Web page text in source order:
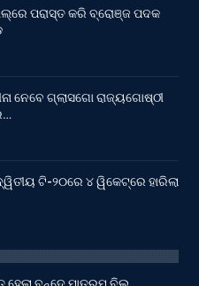
ପରାସ୍ତ କରି ବ୍ରୋଞ୍ଜ ପଦକ
ନେବେ ଗ୍ଲାସଗୋ ରାଜ୍ୟଗୋଷ୍ଠୀ
ଟି-୨୦ରେ ୪ ୱିକେଟ୍‌ରେ ହାରିଲା